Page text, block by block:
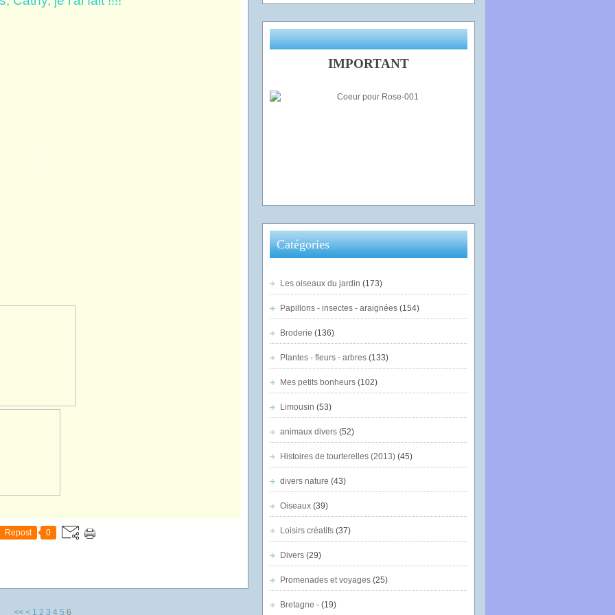
Repost 0
<< < 1 2 3 4 5 6
IMPORTANT
Catégories
Les oiseaux du jardin (173)
Papillons - insectes - araignées(154)
Broderie (136)
Plantes - fleurs - arbres(133)
Mes petits bonheurs(102)
Limousin (53)
animaux divers(52)
Histoires de tourterelles (2013)(45)
divers nature (43)
Oiseaux(39)
Loisirs créatifs(37)
Divers(29)
Promenades et voyages(25)
Bretagne -(19)